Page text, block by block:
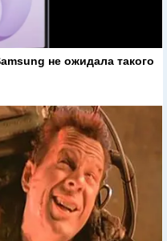
не ожидала такого